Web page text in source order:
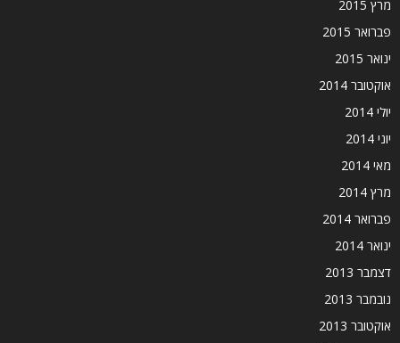
מרץ 2015
פברואר 2015
ינואר 2015
אוקטובר 2014
יולי 2014
יוני 2014
מאי 2014
מרץ 2014
פברואר 2014
ינואר 2014
דצמבר 2013
נובמבר 2013
אוקטובר 2013